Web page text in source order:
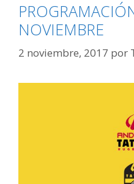
NOVIEMBRE
2 noviembre, 2017 por